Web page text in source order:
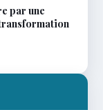
par une